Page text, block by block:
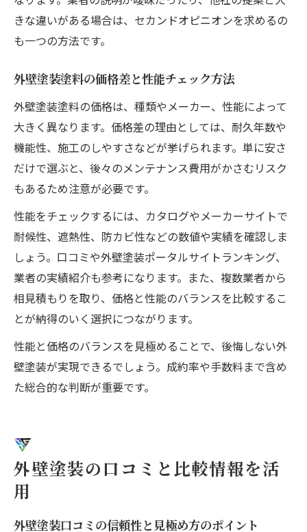
きな違いがある場合は、セカンドオピニオンを求めるの
も一つの方法です。
外壁塗装塗料の価格差と性能チェック方法
外壁塗装塗料の価格は、種類やメーカー、性能によって
大きく異なります。価格差の理由としては、耐久年数や
機能性、施工のしやすさなどが挙げられます。単に安さ
だけで選ぶと、後々のメンテナンス費用がかさむリスク
もあるため注意が必要です。
性能をチェックするには、カタログやメーカーサイトで
耐候性、遮熱性、防カビ性などの数値や実績を確認しま
しょう。口コミや外壁塗装ポータルサイトランキング、
業者の実績紹介も参考になります。また、複数業者から
相見積もりを取り、価格と性能のバランスを比較するこ
とが納得のいく選択につながります。
性能と価格のバランスを見極めることで、後悔しない外
壁塗装が実現できるでしょう。成約率や手数料まで含め
た総合的な判断が重要です。
外壁塗装の口コミと比較情報を活
用
外壁塗装口コミの信頼性と見極め方のポイント